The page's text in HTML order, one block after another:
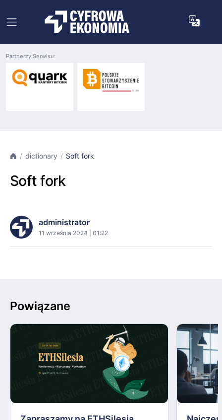
Partnerzy Serwisu:
dictionary Soft fork
Soft fork
administrator
11 września 2024 | 01:22
Powiązane